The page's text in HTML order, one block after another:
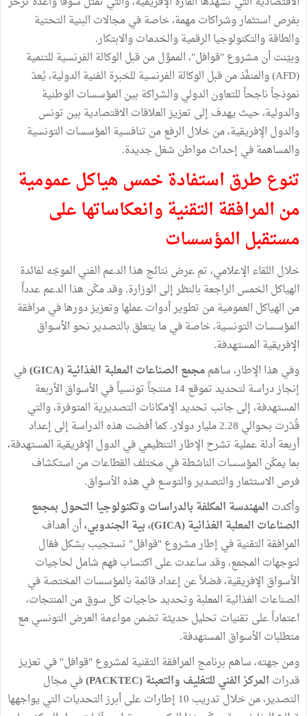
بفرص استثمار وشراكات مهمة، خاصة في مجالات البنية التحتية
والطاقة والتكنولوجيا الرقمية والخدمات والابتكار.
وبيّنت أن مشروع "قوافل"، المموَّل من قبل الوكالة الفرنسية للتنمية
(AFD) والمنفَّذ من قبل الوكالة الفرنسية للخبرة الفنية الدولية، يُعدّ
نموذجاً ناجحاً للتعاون الدولي والشراكة بين المؤسسات الوطنية
والدولية، حيث يهدف إلى تعزيز العلاقات الاقتصادية بين تونس
والدول الإفريقية، من خلال الرفع من تنافسية المؤسسات التونسية
والمساهمة في إحداث مواطن شغل جديدة.
تنوع طرق استفادة خمس هياكل عمومية
من المرافقة التقنية وانعكاساتها على
مستقبل المؤسسات
خلال اللقاء الإعلامي، تم عرض نتائج هذا الدعم الفني الموجّه لفائدة
الهياكل الخمس الراجعة بالنظر إلى الوزارة. وقد مكّن هذا الدعم عدداً
من الهياكل العمومية من تطوير أدوات عملها وتعزيز دورها في مرافقة
المؤسسات التونسية، خاصة في ما يتعلق بالتصدير نحو الأسواق
الإفريقية المستهدفة.
وفي هذا الإطار، ساهممجمع الصناعات المعلبة الغذائية (GICA)
في
إنجاز دراسة لتحديد تموقع 14 منتجاً تونسياً في الأسواق الأربعة
المستهدفة، إلى جانب تحديد الإمكانات التصديرية المتوفرة، والتي
قُدّرت بحوالي 2.28 مليار دولار. كما أفضت هذه الدراسة إلى إعداد
أربعة أدلة عملية تشرح الإطار التنظيمي في الدول الإفريقية المستهدفة،
بما يمكّن المؤسسات الناشطة في مختلف القطاعات من استكشاف
فرص الاستثمار والتصدير والتوسع في هذه الأسواق.
وأكدت المهندسة المكلفة بالدراسات وتكنولوجيا التحول بمجمع
الصناعات المعلبة الغذائية (GICA)، بية الجندوبي،
أن أهداف
المرافقة التقنية في إطار مشروع "قوافل" تستجيب بشكل فعّال
لتوجهات المجمع، وقد ساعدت على اكتساب فهم شامل لحاجيات
الأسواق الإفريقية، فضلاً عن إعداد قائمة بالمؤسسات المختصة في
الصناعات الغذائية المعلبة وتحديد حاجيات كل سوق من المنتجات،
اعتماداً على تقنيات تحليل حديثة تضمن مواءمة العرض التونسي مع
متطلبات الأسواق المستهدفة.
ومن جهته، ساهم برنامج المرافقة التقنية لمشروع "قوافل" في تعزيز
قدرات المركز الفني للتغليف والتعبئة (PACKTEC)
في مجال
التصدير، من خلال تدريب 10 إطارات على أبرز التحديات التي يواجهها